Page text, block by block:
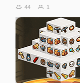
джунглях глубоко в
поможет выбраться им
Чтобы помочь птица
44 1